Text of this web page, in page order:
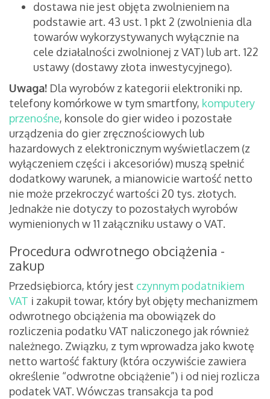
dostawa nie jest objęta zwolnieniem na
podstawie art. 43 ust. 1 pkt 2 (zwolnienia dla
towarów wykorzystywanych wyłącznie na
cele działalności zwolnionej z VAT) lub art. 122
ustawy (dostawy złota inwestycyjnego).
Uwaga! Dla wyrobów z kategorii elektroniki np.
telefony komórkowe w tym smartfony, komputery
przenośne, konsole do gier wideo i pozostałe
urządzenia do gier zręcznościowych lub
hazardowych z elektronicznym wyświetlaczem (z
wyłączeniem części i akcesoriów) muszą spełnić
dodatkowy warunek, a mianowicie wartość netto
nie może przekroczyć wartości 20 tys. złotych.
Jednakże nie dotyczy to pozostałych wyrobów
wymienionych w 11 załączniku ustawy o VAT.
Procedura odwrotnego obciążenia -
zakup
Przedsiębiorca, który jest czynnym podatnikiem
VAT i zakupił towar, który był objęty mechanizmem
odwrotnego obciążenia ma obowiązek do
rozliczenia podatku VAT naliczonego jak również
należnego. Związku, z tym wprowadza jako kwotę
netto wartość faktury (która oczywiście zawiera
określenie “odwrotne obciążenie”) i od niej rozlicza
podatek VAT. Wówczas transakcja ta pod